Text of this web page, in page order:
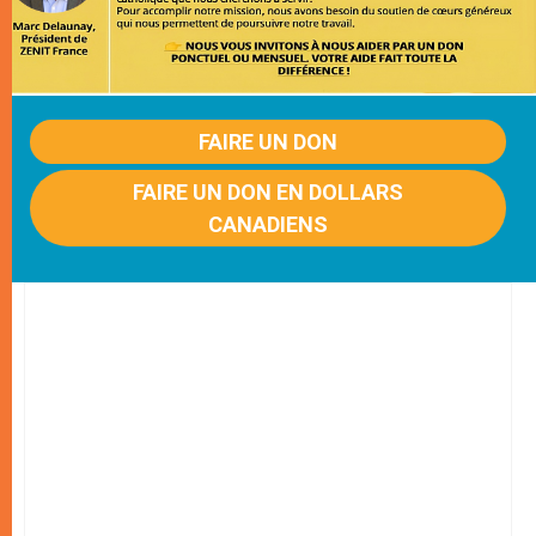
FAIRE UN DON
FAIRE UN DON EN DOLLARS
CANADIENS